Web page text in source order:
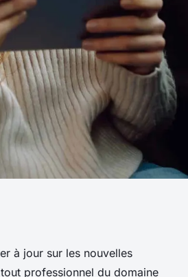
à jour sur les nouvelles
professionnel du domaine